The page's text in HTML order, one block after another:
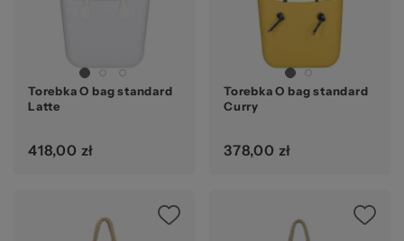
Torebka O bag standard
Latte
418,00 zł
Torebka O bag standard
Curry
378,00 zł